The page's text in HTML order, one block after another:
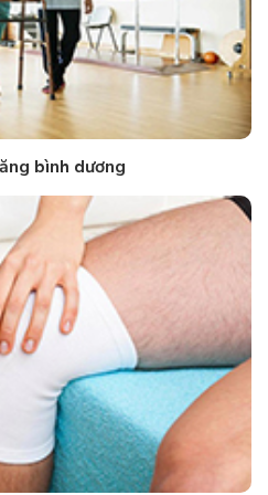
bình dương